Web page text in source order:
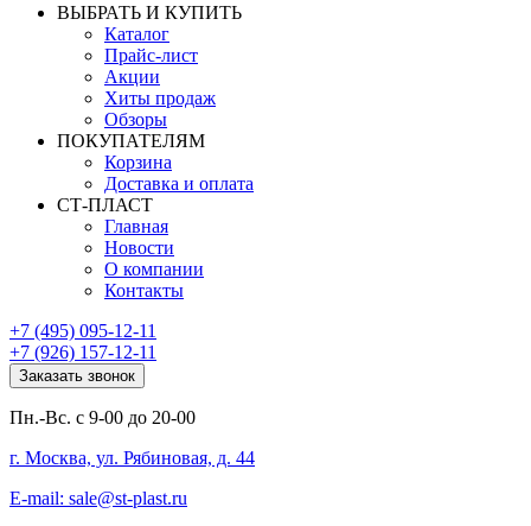
ВЫБРАТЬ И КУПИТЬ
Каталог
Прайс-лист
Акции
Хиты продаж
Обзоры
ПОКУПАТЕЛЯМ
Корзина
Доставка и оплата
СТ-ПЛАСТ
Главная
Новости
О компании
Контакты
+7 (495) 095-12-11
+7 (926) 157-12-11
Заказать звонок
Пн.-Вс. с 9-00 до 20-00
г. Москва, ул. Рябиновая, д. 44
E-mail: sale@st-plast.ru